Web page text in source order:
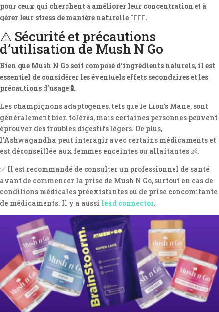
pour ceux qui cherchent à améliorer leur concentration et à
gérer leur stress de manière naturelle 💆‍♂️💆‍♀️.
⚠️ Sécurité et précautions
d’utilisation de Mush N Go
Bien que Mush N Go soit composé d’ingrédients naturels, il est
essentiel de considérer les éventuels effets secondaires et les
précautions d’usage 🧪.
Les champignons adaptogènes, tels que le Lion’s Mane, sont
généralement bien tolérés, mais certaines personnes peuvent
éprouver des troubles digestifs légers. De plus,
l’Ashwagandha peut interagir avec certains médicaments et
est déconseillée aux femmes enceintes ou allaitantes 👶.
✅ Il est recommandé de consulter un professionnel de santé
avant de commencer la prise de Mush N Go, surtout en cas de
conditions médicales préexistantes ou de prise concomitante
de médicaments. Il y a aussi lead connector.